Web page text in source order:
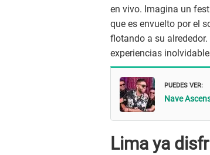
en vivo. Imagina un
que es envuelto por el
flotando a su
experiencias
PUEDES VER:
Nave
Lima ya